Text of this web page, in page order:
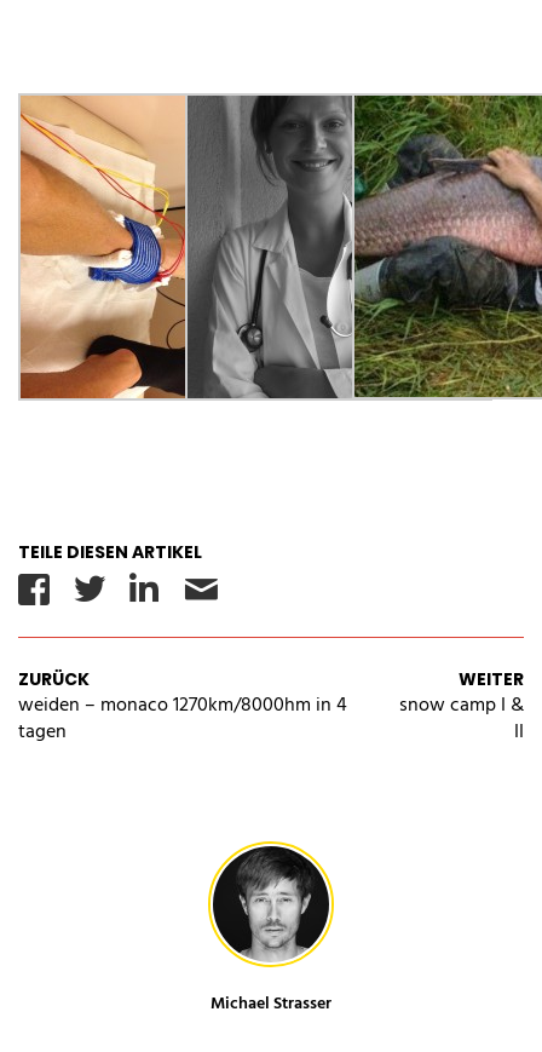
TEILE DIESEN ARTIKEL
Facebook
Twitter
Linkedin
ZURÜCK
weiden – monaco 1270km/8000hm in 4
tagen
WEITER
snow camp I &
II
Michael Strasser